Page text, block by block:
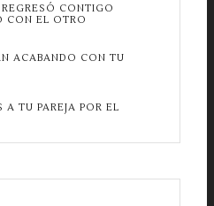
CONTIGO
CON EL OTRO
ACABANDO CON TU
A TU PAREJA POR EL